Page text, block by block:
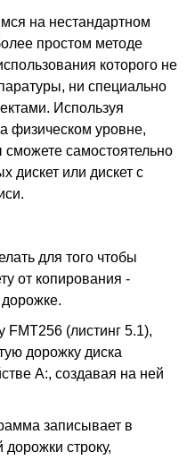
на нестандартном
простом методе
которого не
ни специально
Используя
физическом уровне,
самостоятельно
дискет или дискет с
для того чтобы
от копирования -
(листинг 5.1),
дорожку диска
A:, создавая на ней
записывает в
строку,